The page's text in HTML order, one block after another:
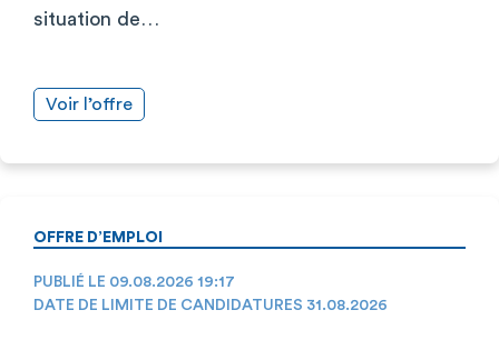
situation de…
Voir l’offre
OFFRE D’EMPLOI
PUBLIÉ LE 09.08.2026 19:17
DATE DE LIMITE DE CANDIDATURES 31.08.2026